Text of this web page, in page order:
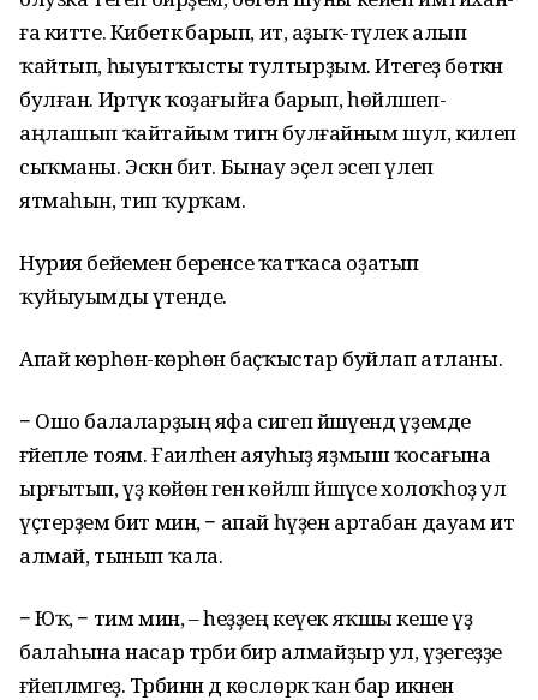
ға китте. Кибеткә барып, ит, аҙыҡ-түлек алып
ҡайтып, һыуытҡысты тултыр­ҙым. Итегеҙ бөткән
булған. Иртүк ҡоҙағыйға барып, һөйләшеп-
аңлашып ҡайтайым тигән булғайным шул, килеп
сыҡманы. Эскән бит. Бынау эҫелә эсеп үлеп
ятмаһын, тип ҡурҡам.
Нурия бейемен беренсе ҡатҡаса оҙатып
ҡуйыуымды үтенде.
Апай көрһөнә-көрһөнә баҫҡыстар буйлап атланы.
− Ошо балаларҙың яфа сигеп йәшәүендә үҙемде
ғәйепле тоям. Ғаиләһен аяуһыҙ яҙмыш ҡосағына
ырғытып, үҙ көйөн генә көйләп йәшәүсе холоҡһоҙ ул
үҫтер­ҙем бит мин, − апай һүҙен артабан дауам итә
алмай, тынып ҡала.
− Юҡ, − тим мин, – һеҙҙең кеүек яҡшы кеше үҙ
балаһына насар тәрбиә бирә алмайҙыр ул, үҙегеҙҙе
ғәйепләмәгеҙ. Тәрбиәнән дә көслөрәк ҡан бар икәнен